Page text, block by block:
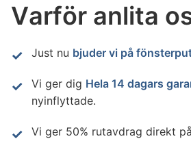
Varför anlita
Just nu bjuder vi på
Vi ger dig Hela 14 dagars
nyinflyttade.
Vi ger 50% rutavdrag direkt